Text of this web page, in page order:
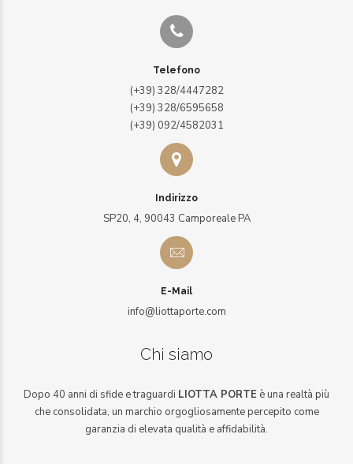
Telefono
(+39) 328/4447282
(+39) 328/6595658
(+39) 092/4582031
Indirizzo
SP20, 4, 90043 Camporeale PA
E-Mail
info@liottaporte.com
Chi siamo
Dopo 40 anni di sfide e traguardi LIOTTA PORTE è una realtà più
che consolidata, un marchio orgogliosamente percepito come
garanzia di elevata qualità e affidabilità.